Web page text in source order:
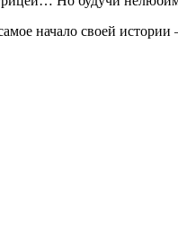
начало своей